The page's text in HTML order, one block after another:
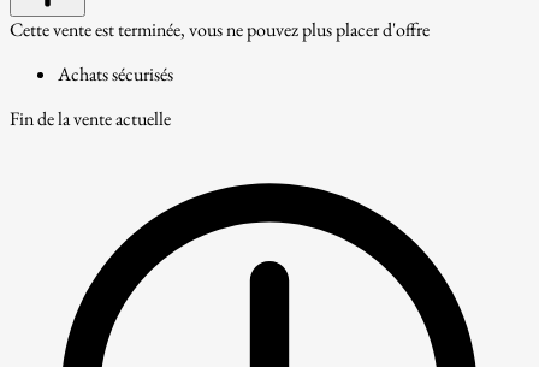
Cette vente est terminée, vous ne pouvez plus placer d'offre
Achats sécurisés
Fin de la vente actuelle